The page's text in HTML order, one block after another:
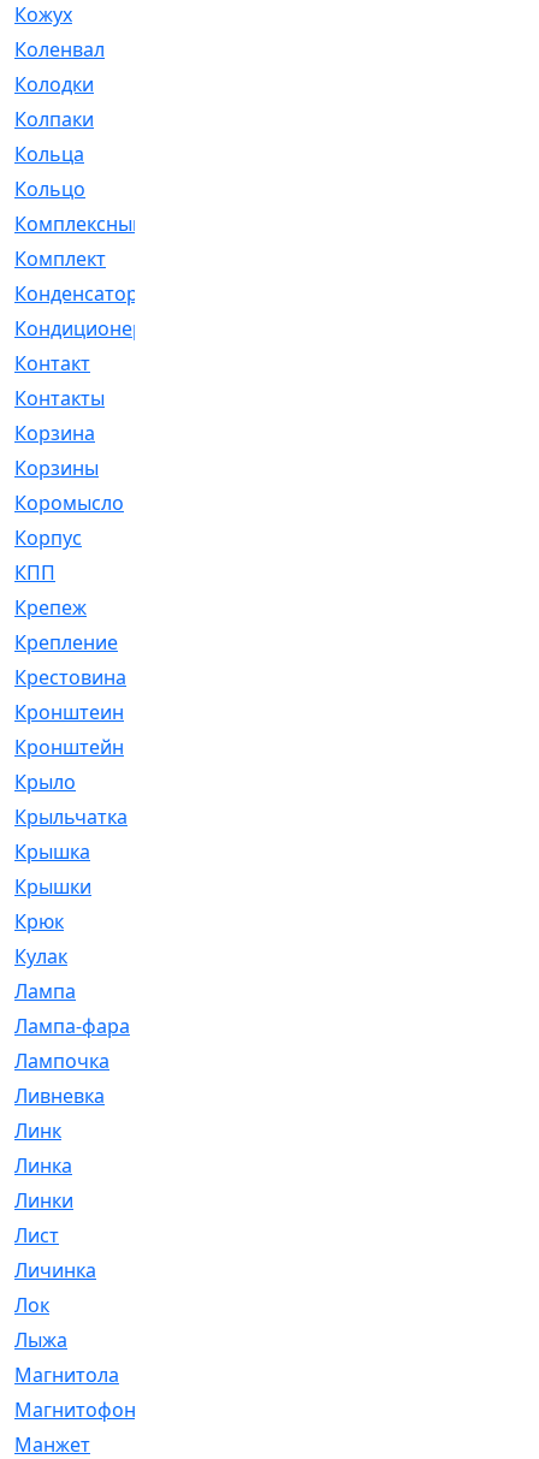
Кожух
Коленвал
Колодки
Колпаки
Кольца
Кольцо
Комплексный
Комплект
Конденсатор
Кондиционер
Контакт
Контакты
Корзина
Корзины
Коромысло
Корпус
КПП
Крепеж
Крепление
Крестовина
Кронштеин
Кронштейн
Крыло
Крыльчатка
Крышка
Крышки
Крюк
Кулак
Лампа
Лампа-фара
Лампочка
Ливневка
Линк
Линка
Линки
Лист
Личинка
Лок
Лыжа
Магнитола
Магнитофон
Манжет